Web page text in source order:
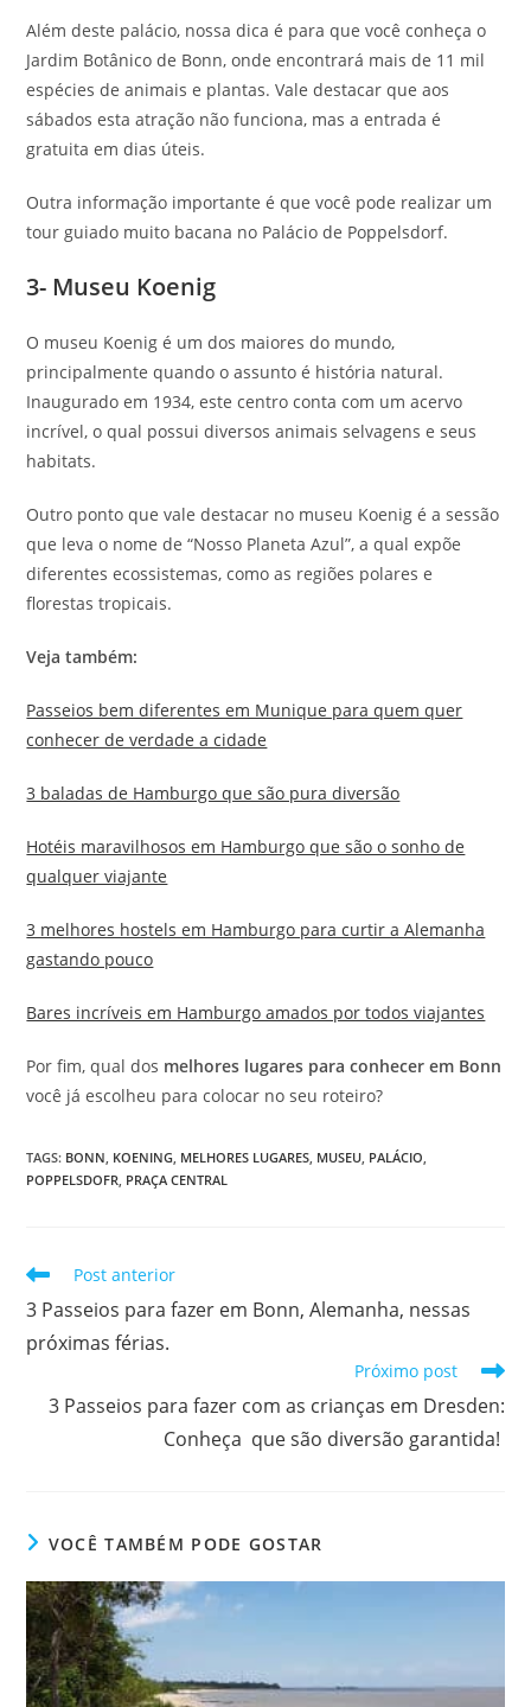
Além deste palácio, nossa dica é para que você conheça o
Jardim Botânico de Bonn, onde encontrará mais de 11 mil
espécies de animais e plantas. Vale destacar que aos
sábados esta atração não funciona, mas a entrada é
gratuita em dias úteis.
Outra informação importante é que você pode realizar um
tour guiado muito bacana no Palácio de Poppelsdorf.
3- Museu Koenig
O museu Koenig é um dos maiores do mundo,
principalmente quando o assunto é história natural.
Inaugurado em 1934, este centro conta com um acervo
incrível, o qual possui diversos animais selvagens e seus
habitats.
Outro ponto que vale destacar no museu Koenig é a sessão
que leva o nome de “Nosso Planeta Azul”, a qual expõe
diferentes ecossistemas, como as regiões polares e
florestas tropicais.
Veja também:
Passeios bem diferentes em Munique para quem quer
conhecer de verdade a cidade
3 baladas de Hamburgo que são pura diversão
Hotéis maravilhosos em Hamburgo que são o sonho de
qualquer viajante
3 melhores hostels em Hamburgo para curtir a Alemanha
gastando pouco
Bares incríveis em Hamburgo amados por todos viajantes
Por fim, qual dos melhores lugares para conhecer em Bonn
você já escolheu para colocar no seu roteiro?
TAGS: BONN, KOENING, MELHORES LUGARES, MUSEU, PALÁCIO,
POPPELSDOFR, PRAÇA CENTRAL
Leia
artigos
Post anterior
3 Passeios para fazer em Bonn, Alemanha, nessas
próximas férias.
Próximo post
3 Passeios para fazer com as crianças em Dresden:
Conheça que são diversão garantida!
VOCÊ TAMBÉM PODE GOSTAR